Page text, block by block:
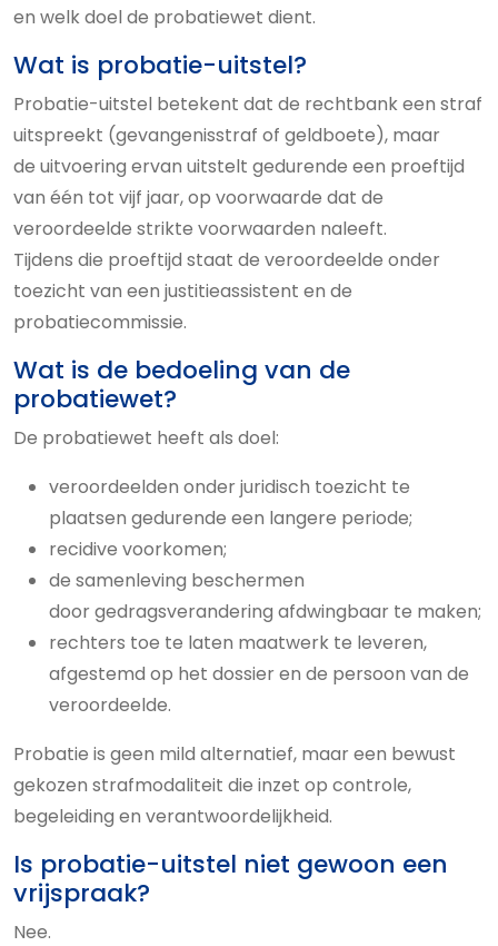
en welk doel de probatiewet dient.
Wat is probatie-uitstel?
Probatie-uitstel betekent dat de rechtbank een straf
uitspreekt (gevangenisstraf of geldboete), maar
de uitvoering ervan uitstelt gedurende een proeftijd
van één tot vijf jaar, op voorwaarde dat de
veroordeelde strikte voorwaarden naleeft.
Tijdens die proeftijd staat de veroordeelde onder
toezicht van een justitieassistent en de
probatiecommissie.
Wat is de bedoeling van de
probatiewet?
De probatiewet heeft als doel:
veroordeelden onder juridisch toezicht te
plaatsen gedurende een langere periode;
recidive voorkomen;
de samenleving beschermen
door gedragsverandering afdwingbaar te maken;
rechters toe te laten maatwerk te leveren,
afgestemd op het dossier en de persoon van de
veroordeelde.
Probatie is geen mild alternatief, maar een bewust
gekozen strafmodaliteit die inzet op controle,
begeleiding en verantwoordelijkheid.
Is probatie-uitstel niet gewoon een
vrijspraak?
Nee.